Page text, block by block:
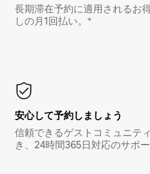
長期滞在予約に適用されるお
しの月1回払い。*
安心して予約しましょう
信頼できるゲストコミュニテ
き、24時間365日対応のサポ